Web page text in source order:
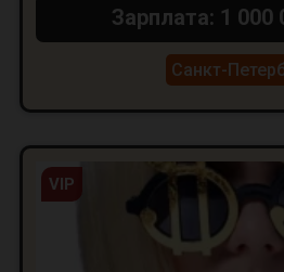
Зарплата: 1 000
Санкт-
VIP